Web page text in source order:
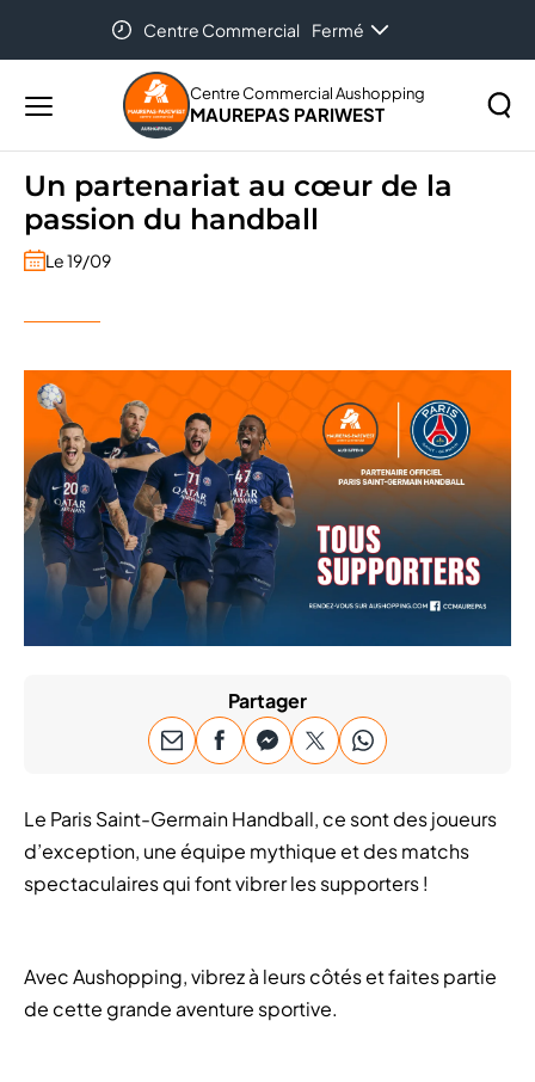
Centre Commercial
Fermé
Auchan Maurepas 09:00 - 12:30
Menu
principal
Centre Commercial Aushopping
MAUREPAS PARIWEST
sur
le
site
...
Un partenariat au cœur de la passion du
Un partenariat au cœur de la
passion du handball
Le 19/09
Partager
Le Paris Saint-Germain Handball, ce sont des joueurs
d’exception, une équipe mythique et des matchs
spectaculaires qui font vibrer les supporters !
Avec Aushopping, vibrez à leurs côtés et faites partie
de cette grande aventure sportive.